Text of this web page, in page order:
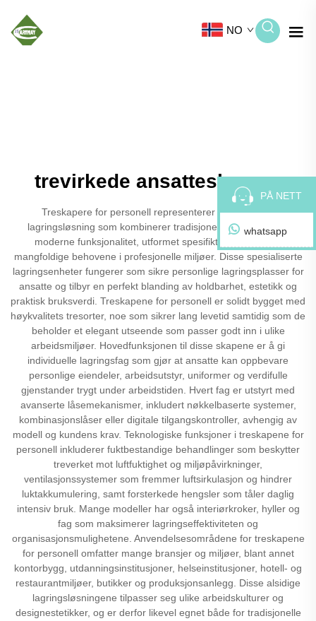
NO
trevirkede ansatteskapere
Treskapere for personell representerer en sofistikert
lagringsløsning som kombinerer tradisjonell håndverk med
moderne funksjonalitet, utformet spesifikt for å møte de
mangfoldige behovene i profesjonelle miljøer. Disse spesialiserte
lagringsenheter fungerer som sikre personlige lagringsplasser for
ansatte og tilbyr en perfekt blanding av holdbarhet, estetikk og
praktisk bruksverdi. Treskapene for personell er solidt bygget med
høykvalitets tresorter, noe som sikrer lang levetid samtidig som de
beholder et elegant utseende som passer godt inn i ulike
arbeidsmiljøer. Hovedfunksjonen til disse skapene er å gi
individuelle lagringsfag som gjør at ansatte kan oppbevare
personlige eiendeler, arbeidsutstyr, uniformer og verdifulle
gjenstander trygt under arbeidstiden. Hvert fag er utstyrt med
avanserte låsemekanismer, inkludert nøkkelbaserte systemer,
kombinasjonslåser eller digitale tilgangskontroller, avhengig av
modell og kundens krav. Teknologiske funksjoner i treskapene for
personell inkluderer fuktbestandige behandlinger som beskytter
treverket mot luftfuktighet og miljøpåvirkninger,
ventilasjonssystemer som fremmer luftsirkulasjon og hindrer
luktakkumulering, samt forsterkede hengsler som tåler daglig
intensiv bruk. Mange modeller har også interiørkroker, hyller og
fag som maksimerer lagringseffektiviteten og
organisasjonsmulighetene. Anvendelsesområdene for treskapene
for personell omfatter mange bransjer og miljøer, blant annet
kontorbygg, utdanningsinstitusjoner, helseinstitusjoner, hotell- og
restaurantmiljøer, butikker og produksjonsanlegg. Disse alsidige
lagringsløsningene tilpasser seg ulike arbeidskulturer og
designestetikker, og er derfor likevel egnet både for tradisjonelle
PÅ NETT
whatsapp